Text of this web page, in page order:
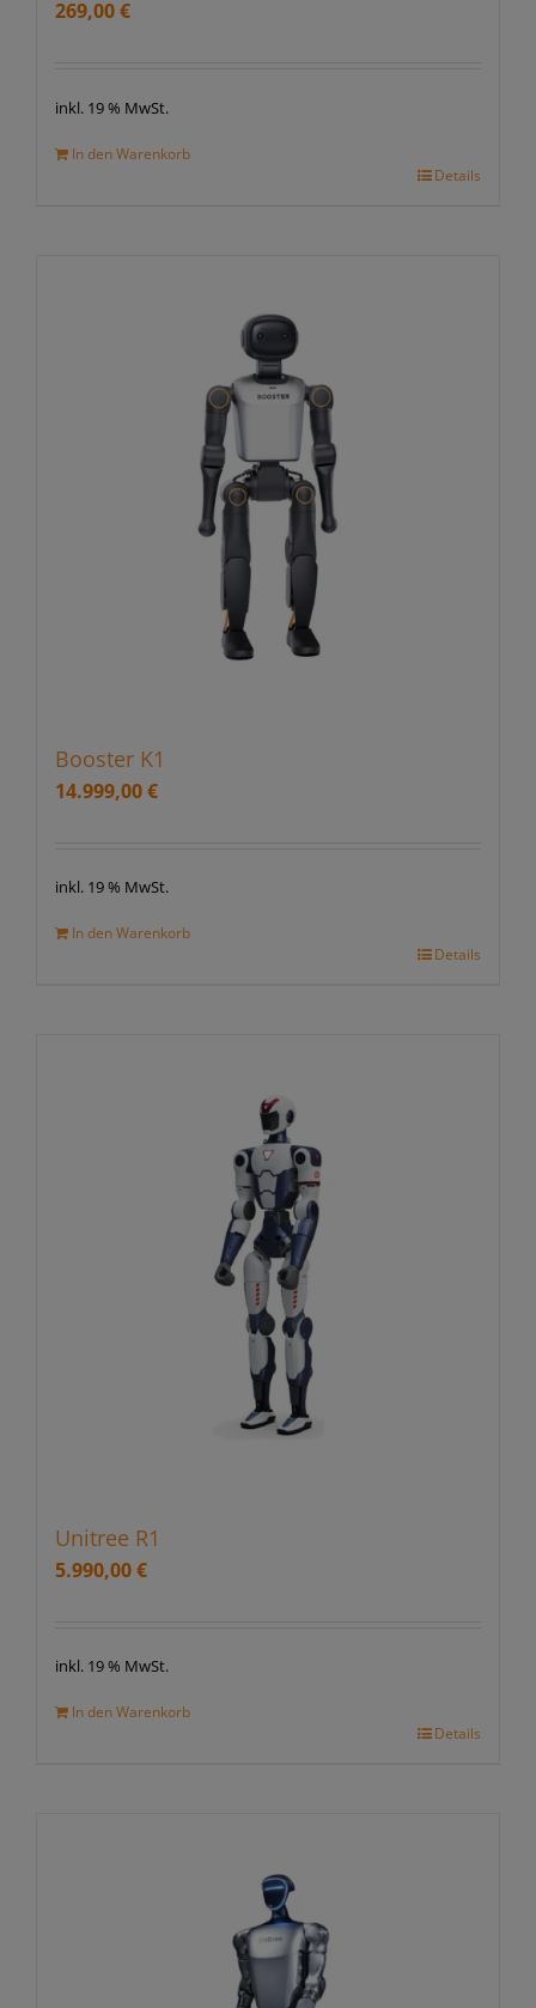
269,00€
inkl. 19 % MwSt.
In den Warenkorb
Details
Booster K1
14.999,00€
inkl. 19 % MwSt.
In den Warenkorb
Details
Unitree R1
5.990,00€
inkl. 19 % MwSt.
In den Warenkorb
Details